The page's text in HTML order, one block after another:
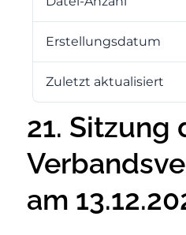
Erstellungsdatum
Zuletzt aktualisiert
21. Sitzung
am